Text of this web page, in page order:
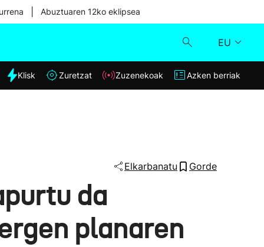
Abuztuaren 12ko eklipsea
EU
Klisk
Klisk Zuretzat Zuzenekoak Azken berriak
Elkarbanatu Gorde
da
planaren